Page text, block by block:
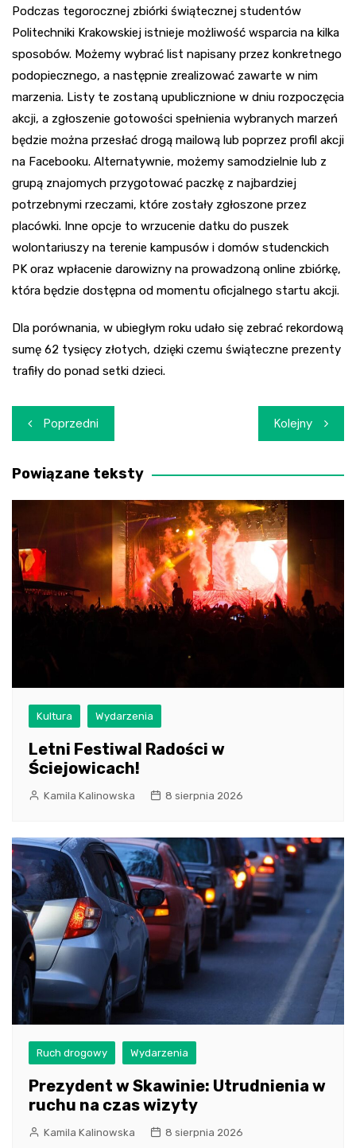
Podczas tegorocznej zbiórki świątecznej studentów
Politechniki Krakowskiej istnieje możliwość wsparcia na kilka
sposobów. Możemy wybrać list napisany przez konkretnego
podopiecznego, a następnie zrealizować zawarte w nim
marzenia. Listy te zostaną upublicznione w dniu rozpoczęcia
akcji, a zgłoszenie gotowości spełnienia wybranych marzeń
będzie można przesłać drogą mailową lub poprzez profil akcji
na Facebooku. Alternatywnie, możemy samodzielnie lub z
grupą znajomych przygotować paczkę z najbardziej
potrzebnymi rzeczami, które zostały zgłoszone przez
placówki. Inne opcje to wrzucenie datku do puszek
wolontariuszy na terenie kampusów i domów studenckich
PK oraz wpłacenie darowizny na prowadzoną online zbiórkę,
która będzie dostępna od momentu oficjalnego startu akcji.
Dla porównania, w ubiegłym roku udało się zebrać rekordową
sumę 62 tysięcy złotych, dzięki czemu świąteczne prezenty
trafiły do ponad setki dzieci.
Nawigacja
wpisu
Poprzedni Kolejny
Powiązane teksty
Kultura Wydarzenia
Letni Festiwal Radości w
Ściejowicach!
Kamila Kalinowska 8 sierpnia 2026
Ruch drogowy Wydarzenia
Prezydent w Skawinie: Utrudnienia w
ruchu na czas wizyty
Kamila Kalinowska 8 sierpnia 2026